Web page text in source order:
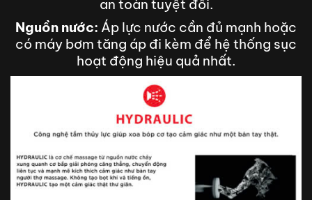
an toàn tuyệt đối.
Nguồn nước: Áp lực nước cần đủ mạnh hoặc
có máy bơm tăng áp đi kèm để hệ thống sục
hoạt động hiệu quả nhất.